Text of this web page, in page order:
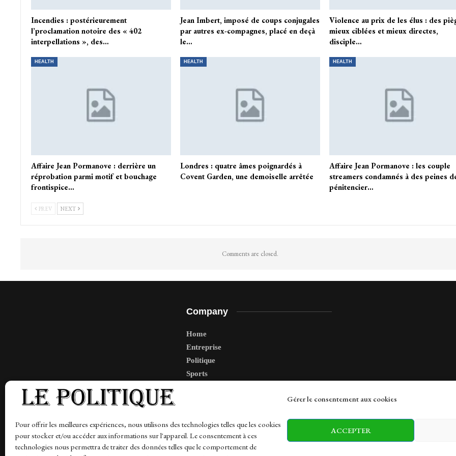
Gérer le consentement aux cookies
Pour offrir les meilleures expériences, nous utilisons des technologies telles que les cookies
pour stocker et/ou accéder aux informations sur l'appareil. Le consentement à ces
technologies nous permettra de traiter des données telles que le comportement de
ACCEPTER
Incendies : postérieurement
l’proclamation notoire des « 402
interpellations », des…
Jean Imbert, imposé de coups conjugales
par autres ex-compagnes, placé en deçà
le…
Violence au prix de les élus : des
mieux ciblées et mieux directes,
disciple…
HEALTH
Affaire Jean Pormanove : derrière un
réprobation parmi motif et bouchage
frontispice…
HEALTH
Londres : quatre âmes poignardés à
Covent Garden, une demoiselle arrêtée
HEALTH
Affaire Jean Pormanove : les couple
streamers condamnés à des peines
pénitencier…
PREV NEXT
Comments are closed.
Company
Home
Entreprise
Politique
Sports